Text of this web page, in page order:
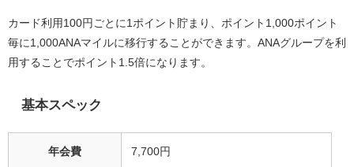
カード利用100円ごとに1ポイント貯まり、ポイント1,000ポイント
毎に1,000ANAマイルに移行することができます。ANAグループを利
用することでポイント1.5倍になります。
基本スペック
年会費 7,700円